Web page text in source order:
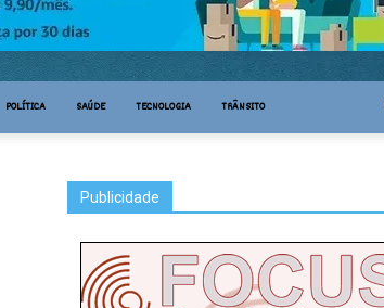
POLÍTICA SAÚDE TECNOLOGIA TRÂNSITO
Publicidade